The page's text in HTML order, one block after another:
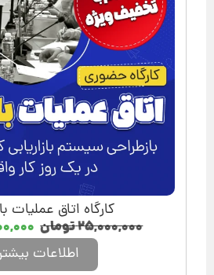
کارگاه اتاق عملیات
۲۵,۰۰۰,۰۰۰تومان
اطلاعات